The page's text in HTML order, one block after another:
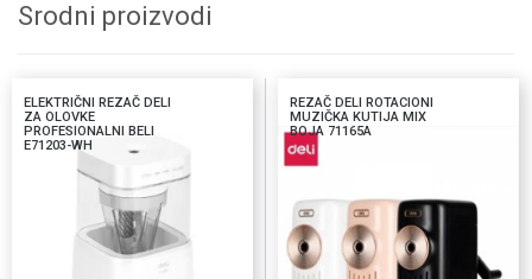
Srodni proizvodi
ELEKTRIČNI REZAČ DELI
ZA OLOVKE
PROFESIONALNI BELI
E71203-WH
REZAČ DELI ROTACIONI
MUZIČKA KUTIJA MIX
BOJA 71165A